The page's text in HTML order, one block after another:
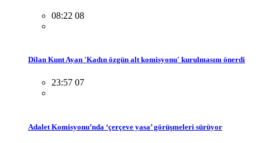
08:22 08
Dilan Kunt Ayan 'Kadın özgün alt komisyonu' kurulmasını önerdi
23:57 07
Adalet Komisyonu’nda ‘çerçeve yasa’ görüşmeleri sürüyor